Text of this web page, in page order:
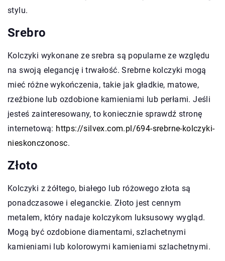
stylu.
Srebro
Kolczyki wykonane ze srebra są popularne ze względu
na swoją elegancję i trwałość. Srebrne kolczyki mogą
mieć różne wykończenia, takie jak gładkie, matowe,
rzeźbione lub ozdobione kamieniami lub perłami. Jeśli
jesteś zainteresowany, to koniecznie sprawdź stronę
internetową: https://silvex.com.pl/694-srebrne-kolczyki-
nieskonczonosc.
Złoto
Kolczyki z żółtego, białego lub różowego złota są
ponadczasowe i eleganckie. Złoto jest cennym
metalem, który nadaje kolczykom luksusowy wygląd.
Mogą być ozdobione diamentami, szlachetnymi
kamieniami lub kolorowymi kamieniami szlachetnymi.